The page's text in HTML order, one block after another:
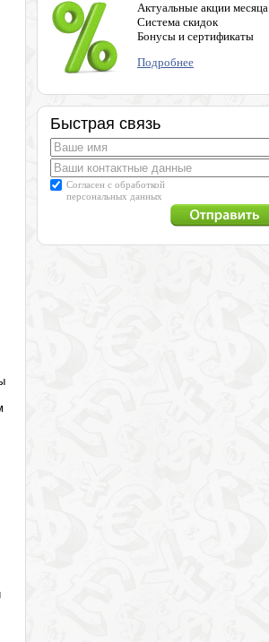
Актуальные акции месяца
Система скидок
Бонусы и сертификаты
Подробнее
Быстрая связь